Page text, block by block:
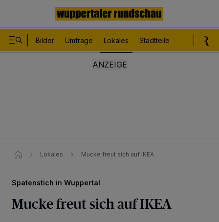
Bilder Umfrage Lokales Stadtteile
Lokales Mucke freut sich auf IKEA
Spatenstich in Wuppertal
Mucke freut sich auf IKEA